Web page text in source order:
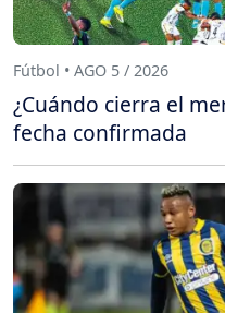
Fútbol • AGO 5 / 2026
¿Cuándo cierra el
fecha confirmada